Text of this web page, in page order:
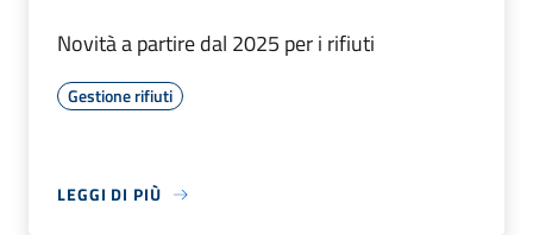
Novità a partire dal 2025 per i rifiuti
Gestione rifiuti
LEGGI DI PIÙ